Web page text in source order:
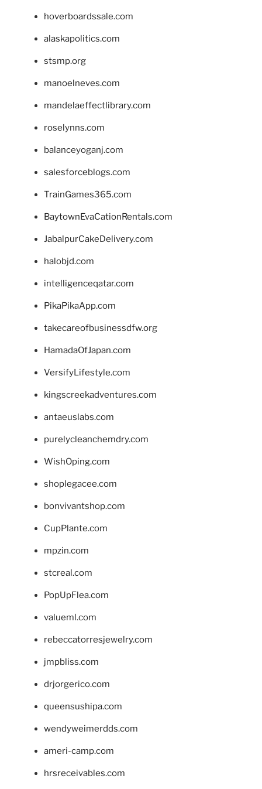
hoverboardssale.com
alaskapolitics.com
stsmp.org
manoelneves.com
mandelaeffectlibrary.com
roselynns.com
balanceyoganj.com
salesforceblogs.com
TrainGames365.com
BaytownEvaCationRentals.com
JabalpurCakeDelivery.com
halobjd.com
intelligenceqatar.com
PikaPikaApp.com
takecareofbusinessdfw.org
HamadaOfJapan.com
VersifyLifestyle.com
kingscreekadventures.com
antaeuslabs.com
purelycleanchemdry.com
WishOping.com
shoplegacee.com
bonvivantshop.com
CupPlante.com
mpzin.com
stcreal.com
PopUpFlea.com
valueml.com
rebeccatorresjewelry.com
jmpbliss.com
drjorgerico.com
queensushipa.com
wendyweimerdds.com
ameri-camp.com
hrsreceivables.com